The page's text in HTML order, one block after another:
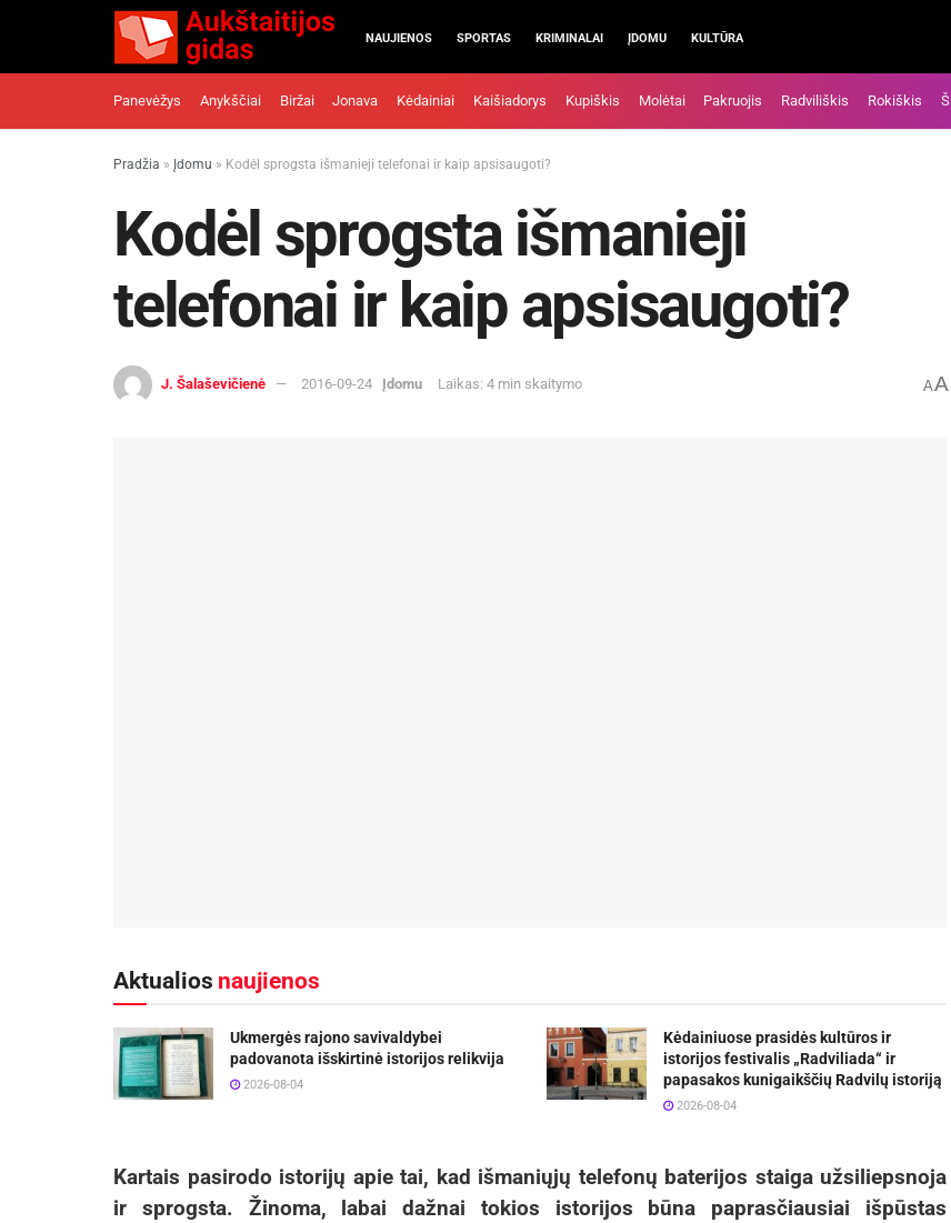
NAUJIENOS SPORTAS KRIMINALAI ĮDOMU KULTŪRA
Panevėžys Anykščiai Biržai Jonava Kėdainiai Kaišiadorys Kupiškis Molėtai Pakruojis Radviliškis Rokiškis
Pradžia » Įdomu » Kodėl sprogsta išmanieji telefonai ir kaip apsisaugoti?
Kodėl sprogsta išmanieji
telefonai ir kaip apsisaugoti?
J. Šalaševičienė 2016-09-24 Įdomu Laikas: 4 min skaitymo AA
Aktualios naujienos
Ukmergės rajono savivaldybei
padovanota išskirtinė istorijos relikvija
2026-08-04
Kėdainiuose prasidės kultūros ir
istorijos festivalis „Radviliada“ ir
papasakos kunigaikščių Radvilų istoriją
2026-08-04
Kartais pasirodo istorijų apie tai, kad išmaniųjų telefonų baterijos staiga užsiliepsnoja
ir sprogsta. Žinoma, labai dažnai tokios istorijos būna paprasčiausiai išpūstas